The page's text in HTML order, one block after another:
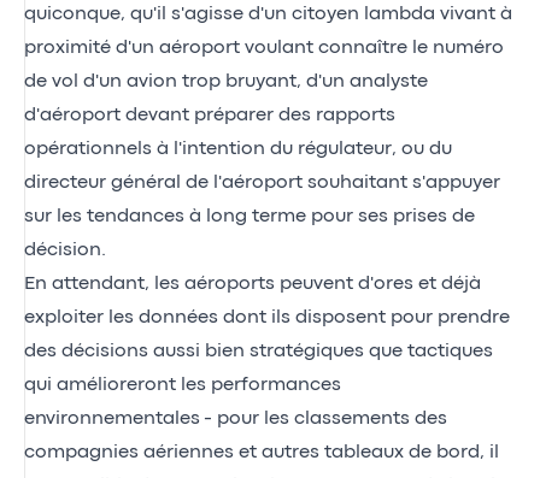
quiconque, qu'il s'agisse d'un citoyen lambda vivant à
proximité d'un aéroport voulant connaître le numéro
de vol d'un avion trop bruyant, d'un analyste
d'aéroport devant préparer des rapports
opérationnels à l'intention du régulateur, ou du
directeur général de l'aéroport souhaitant s'appuyer
sur les tendances à long terme pour ses prises de
décision.
En attendant, les aéroports peuvent d'ores et déjà
exploiter les données dont ils disposent pour prendre
des décisions aussi bien stratégiques que tactiques
qui amélioreront les performances
environnementales - pour les classements des
compagnies aériennes et autres tableaux de bord, il